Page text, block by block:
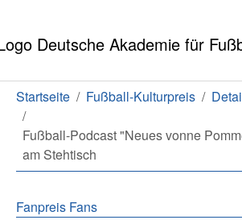
Sie sind hier:
Startseite Fußball-Kulturpreis
Fußball-Podcast "Neues vonne
am Stehtisch
Fanpreis Fans